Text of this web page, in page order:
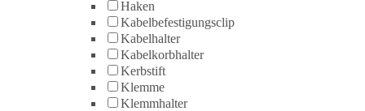
Haken
Kabelbefestigungsclip
Kabelhalter
Kabelkorbhalter
Kerbstift
Klemme
Klemmhalter